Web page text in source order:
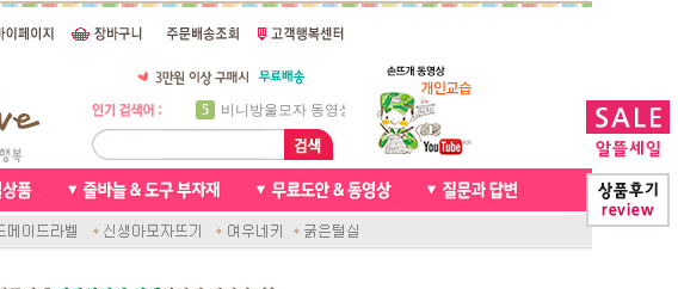
5
비니방울모자 동영상
6
꽈배기목도리
7
천연가죽 핸드메이드라벨
8
신생아모자뜨기
10
손뜨개인형
1
자라무늬 목도리뜨기